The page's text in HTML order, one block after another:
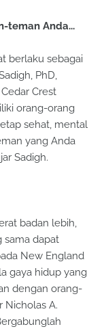
teman Anda...
berlaku sebagai
PhD,
Crest
orang-orang
sehat, mental
yang Anda
Sadigh.
badan lebih,
sama dapat
New England
gaya hidup yang
dengan orang-
Nicholas A.